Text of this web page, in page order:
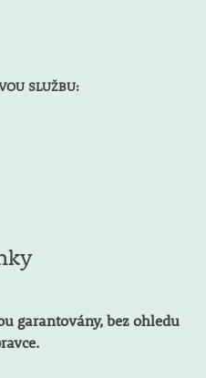
SLUŽBU:
garantovány, bez ohledu